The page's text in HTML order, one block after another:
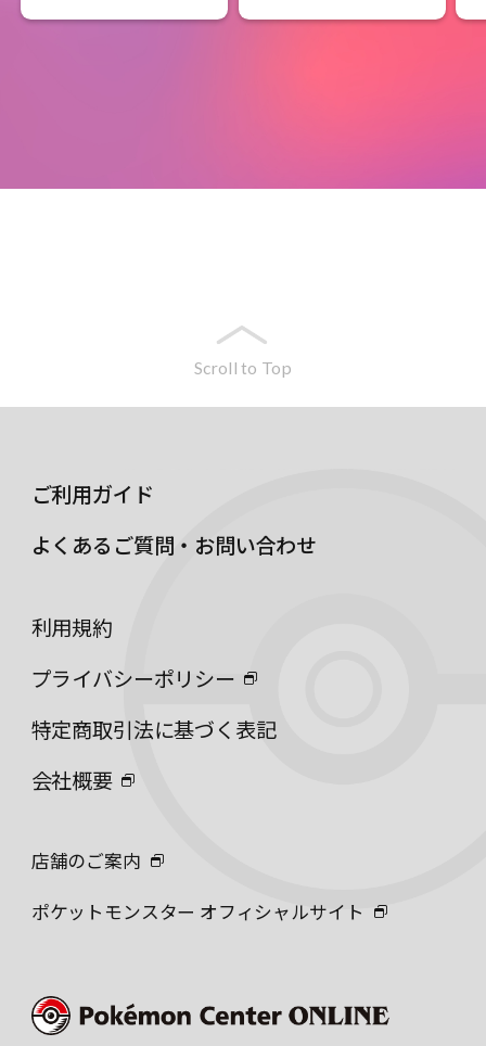
Scroll to Top
ご利用ガイド
よくあるご質問・お問い合わせ
利用規約
プライバシーポリシー
特定商取引法に基づく表記
会社概要
店舗のご案内
ポケットモンスター オフィシャルサイト